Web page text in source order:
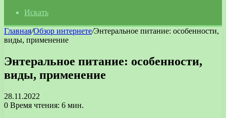
Искать
Главная/Обзор интернете/Энтеральное питание: особенности,
виды, применение
Энтеральное питание: особенности,
виды, применение
28.11.2022
0 Время чтения: 6 мин.